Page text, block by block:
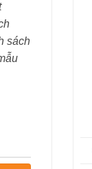
sách